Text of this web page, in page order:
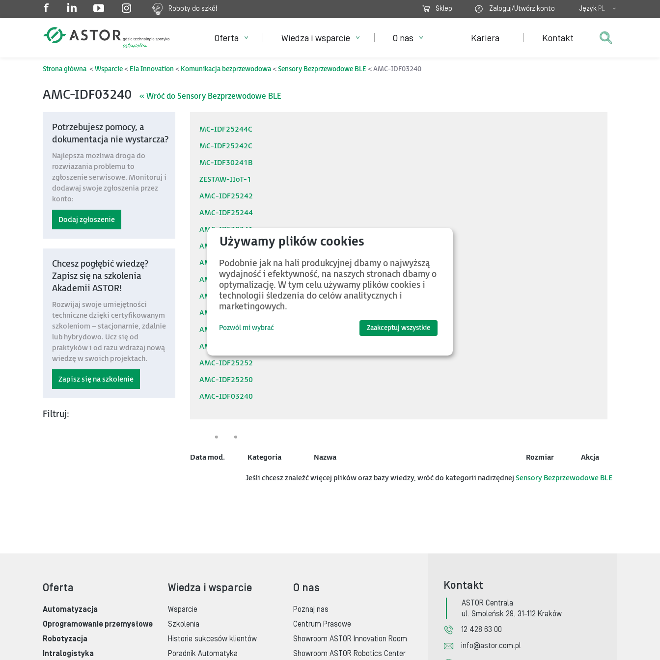
Roboty do szkół Sklep Zaloguj/Utwórz konto Język PL
Oferta Wiedza i wsparcie O nas Kariera Kontakt
Strona główna Wsparcie Ela Innovation Komunikacja bezprzewodowa Sensory Bezprzewodowe BLE AMC-IDF03240
AMC-IDF03240 « Wróć do Sensory Bezprzewodowe BLE
Potrzebujesz pomocy, a
dokumentacja nie wystarcza?
Najlepsza możliwa droga do
rozwiazania problemu to
zgłoszenie serwisowe. Monitoruj i
dodawaj swoje zgłoszenia przez
konto:
Dodaj zgłoszenie
Chcesz pogłębić wiedzę?
Zapisz się na szkolenia
Akademii ASTOR!
Rozwijaj swoje umiejętności
techniczne dzięki certyfikowanym
szkoleniom – stacjonarnie, zdalnie
lub hybrydowo. Ucz się od
praktyków i od razu wdrażaj nową
wiedzę w swoich projektach.
Zapisz się na szkolenie
Filtruj:
MC-IDF25244C
MC-IDF25242C
MC-IDF30241B
ZESTAW-IIoT-1
AMC-IDF25242
AMC-IDF25244
AMC-IDF30241
AMC-IDF10340
AMC-IDF28240
AMC-IDF25248
AMC-IDF25247
AMC-IDF25240
AMC-IDF25243
AMC-IDF25249
AMC-IDF25252
AMC-IDF25250
AMC-IDF03240
Data mod. Kategoria Nazwa Rozmiar Akcja
Jeśli chcesz znaleźć więcej plików oraz bazy wiedzy, wróć do kategorii nadrzędnej Sensory Bezprzewodowe BLE
Oferta
Automatyzacja
Oprogramowanie przemysłowe
Robotyzacja
Intralogistyka
Wiedza i wsparcie
Wsparcie
Szkolenia
Historie sukcesów klientów
Poradnik Automatyka
O nas
Poznaj nas
Centrum Prasowe
Showroom ASTOR Innovation Room
Showroom ASTOR Robotics Center
Kontakt
ASTOR Centrala
ul. Smoleńsk 29, 31-112 Kraków
12 428 63 00
info@astor.com.pl
Podobnie jak na hali produkcyjnej dbamy o najwyższą
wydajność i efektywność, na naszych stronach dbamy o
optymalizację. W tym celu używamy plików cookies i
technologii śledzenia do celów analitycznych i
marketingowych.
Pozwól mi wybrać Zaakceptuj wszystkie